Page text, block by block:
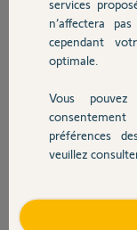
Autres produits
Devis avec
Contact
Bonjour René,
est le modèle précis
Bonne journée,
Gaëlle B.
services
n’affectera
cependant
optimale.
Vous
préférences
veuillez